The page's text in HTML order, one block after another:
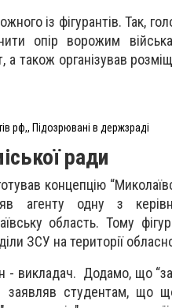
із фігурантів. Так,
опір ворожим
а також організував
рф,, Підозрювані в держзраді
ради
концепцію
агенту одну з
область. Тому
ЗСУ на території
- викладач. Додамо, що
заявляв студентам,